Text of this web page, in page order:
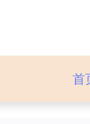
首